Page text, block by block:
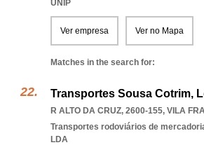
UNIP
Ver empresa Ver no Mapa
Matches in the search for:
Transportes Sousa Cotrim,
R ALTO DA CRUZ, 2600-155, VILA
Transportes rodoviários de
LDA